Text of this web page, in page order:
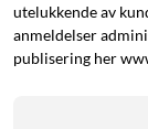
utelukkende av
anmeldelser
publisering her